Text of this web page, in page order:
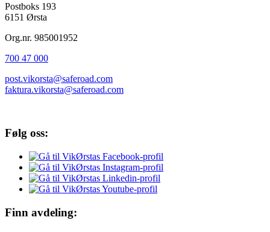
Postboks 193
6151 Ørsta
Org.nr. 985001952
700 47 000
post.vikorsta@saferoad.com
faktura.vikorsta@saferoad.com
Følg oss:
Finn avdeling: